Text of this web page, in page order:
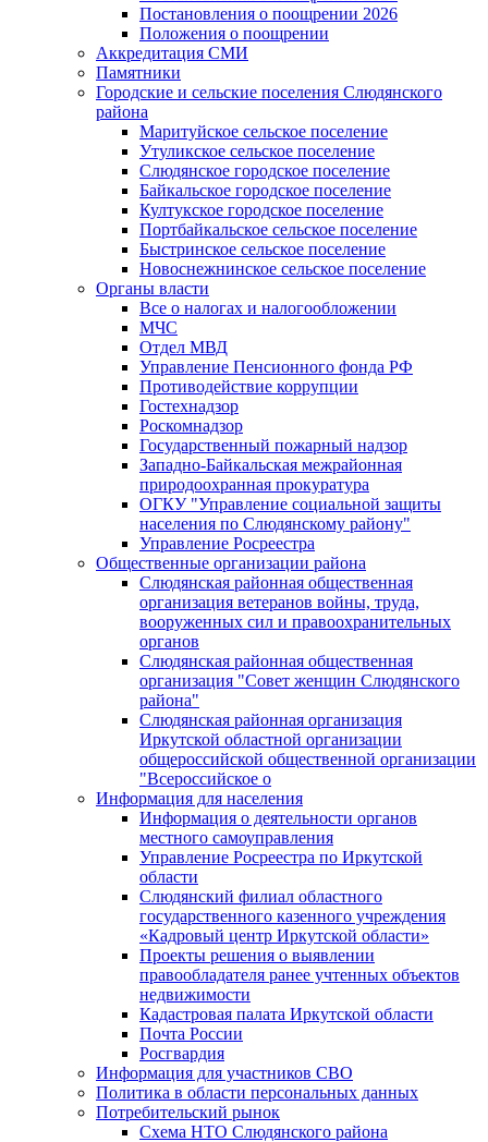
Постановления о поощрении 2026
Положения о поощрении
Аккредитация СМИ
Памятники
Городские и сельские поселения Слюдянского
района
Маритуйское сельское поселение
Утуликское сельское поселение
Слюдянское городское поселение
Байкальское городское поселение
Култукское городское поселение
Портбайкальское сельское поселение
Быстринское сельское поселение
Новоснежнинское сельское поселение
Органы власти
Все о налогах и налогообложении
МЧС
Отдел МВД
Управление Пенсионного фонда РФ
Противодействие коррупции
Гостехнадзор
Роскомнадзор
Государственный пожарный надзор
Западно-Байкальская межрайонная
природоохранная прокуратура
ОГКУ "Управление социальной защиты
населения по Слюдянскому району"
Управление Росреестра
Общественные организации района
Слюдянская районная общественная
организация ветеранов войны, труда,
вооруженных сил и правоохранительных
органов
Слюдянская районная общественная
организация "Совет женщин Слюдянского
района"
Слюдянская районная организация
Иркутской областной организации
общероссийской общественной организации
"Всероссийское о
Информация для населения
Информация о деятельности органов
местного самоуправления
Управление Росреестра по Иркутской
области
Слюдянский филиал областного
государственного казенного учреждения
«Кадровый центр Иркутской области»
Проекты решения о выявлении
правообладателя ранее учтенных объектов
недвижимости
Кадастровая палата Иркутской области
Почта России
Росгвардия
Информация для участников СВО
Политика в области персональных данных
Потребительский рынок
Схема НТО Слюдянского района